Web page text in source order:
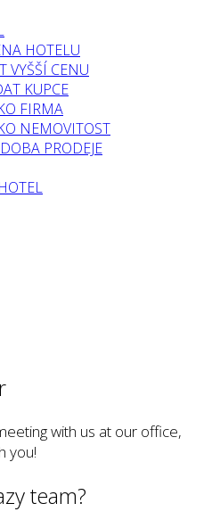
HOTELU
VYŠŠÍ CENU
KUPCE
FIRMA
NEMOVITOST
PRODEJE
with us at our office,
you!
team?